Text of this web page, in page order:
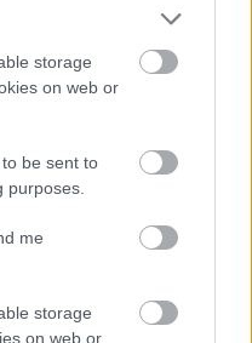
storage
on web or
be sent to
purposes.
me
storage
on web or
της Χίρσχρονμ
πως:
να βγάλει
παράνομη μονάδα.